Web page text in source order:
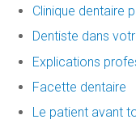
Clinique dentaire
Dentiste dans
Explications
Facette dentaire
Le patient avant